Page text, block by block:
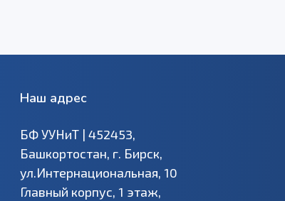
Наш адрес
БФ УУНиТ | 452453,
Башкортостан, г. Бирск,
ул.Интернациональная, 10
Главный корпус, 1 этаж,